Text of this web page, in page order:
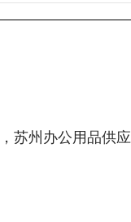
苏州办公用品供